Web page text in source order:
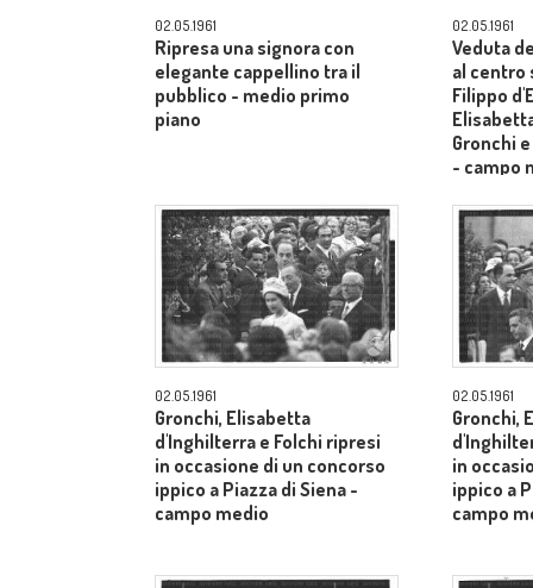
02.05.1961
Ripresa una signora con
elegante cappellino tra il
pubblico - medio primo
piano
02.05.1961
Veduta
al centro
Filippo
Gronchi
- campo
02.05.1961
Gronchi, Elisabetta
d'Inghilterra e Folchi ripresi
in occasione di un concorso
ippico a Piazza di Siena -
campo medio
02.05.1961
Gronchi,
in
ippico a
campo